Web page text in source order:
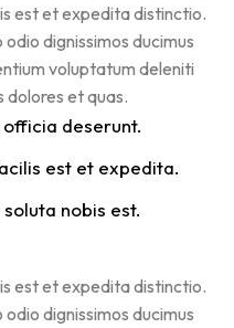
est et expedita distinctio.
dignissimos ducimus
voluptatum deleniti
et quas.
officia deserunt.
est et expedita.
nobis est.
est et expedita distinctio.
dignissimos ducimus